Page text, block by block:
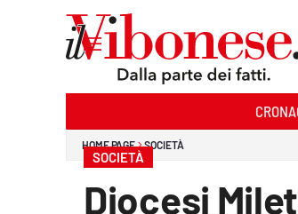
HOME PAGE SOCIETÀ
SOCIETÀ
Diocesi